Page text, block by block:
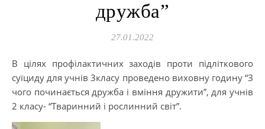
дружба”
27.01.2022
В цілях профілактичних заходів проти підліткового
суїциду для учнів 3класу проведено виховну годину “З
чого починається дружба і вміння дружити”, для учнів
2 класу- “Тваринний і рослинний світ”.